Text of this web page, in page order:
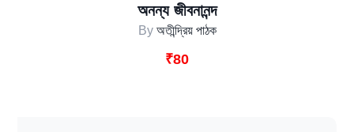
অনন্য জীবনানন্দ
By অতীন্দ্রিয় পাঠক
₹80